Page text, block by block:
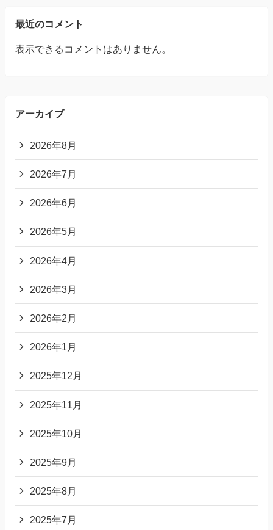
最近のコメント
表示できるコメントはありません。
アーカイブ
2026年8月
2026年7月
2026年6月
2026年5月
2026年4月
2026年3月
2026年2月
2026年1月
2025年12月
2025年11月
2025年10月
2025年9月
2025年8月
2025年7月